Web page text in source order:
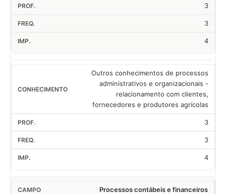
3
3
4
Outros conhecimentos de processos
administrativos e organizacionais -
relacionamento com clientes,
fornecedores e produtores agrícolas
3
3
4
Processos contábeis e financeiros